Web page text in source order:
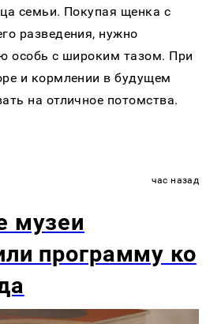
семьи. Покупая щенка с
разведения, нужно
особь с широким тазом. При
и кормлении в будущем
на отличное потомства.
час назад
музеи
программу ко